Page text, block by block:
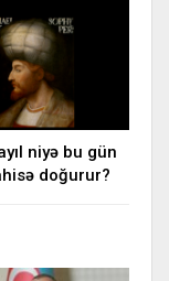
niyə bu gün
doğurur?